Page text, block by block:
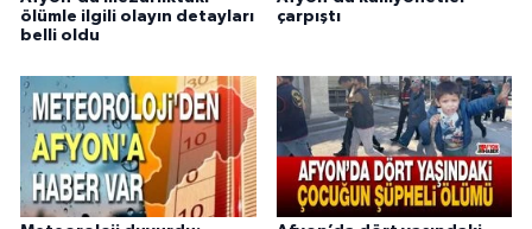
ölümle ilgili olayın detayları
belli oldu
çarpıştı